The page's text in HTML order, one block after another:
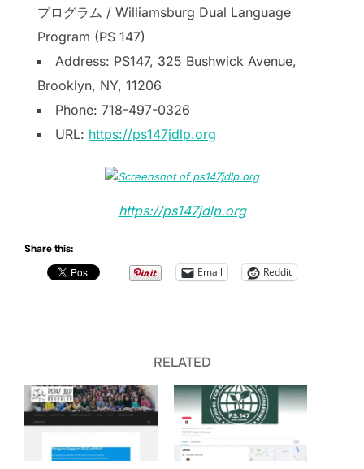
プログラム / Williamsburg Dual Language
Program (PS 147)
Address: PS147, 325 Bushwick Avenue,
Brooklyn, NY, 11206
Phone: 718-497-0326
URL: https://ps147jdlp.org
https://ps147jdlp.org
Share this:
Email Reddit
RELATED